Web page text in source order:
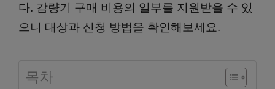
다. 감량기 구매 비용의 일부를 지원받을 수 있
으니 대상과 신청 방법을 확인해보세요.
목차